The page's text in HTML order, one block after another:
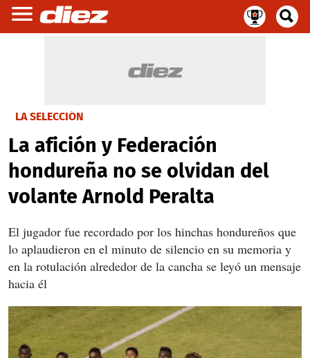
LA SELECCIÓN
La afición y Federación
hondureña no se olvidan del
volante Arnold Peralta
El jugador fue recordado por los hinchas hondureños que
lo aplaudieron en el minuto de silencio en su memoria y
en la rotulación alrededor de la cancha se leyó un mensaje
hacia él